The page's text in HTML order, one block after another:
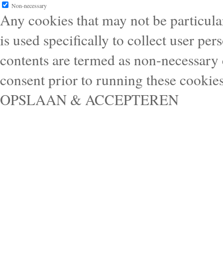
Non-necessary
Any cookies that may not be
is used specifically to collect user
contents are termed as non-
consent prior to running these
OPSLAAN & ACCEPTEREN